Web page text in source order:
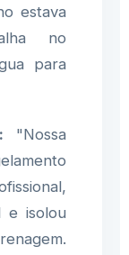
estava
no
para
"Nossa
e isolou